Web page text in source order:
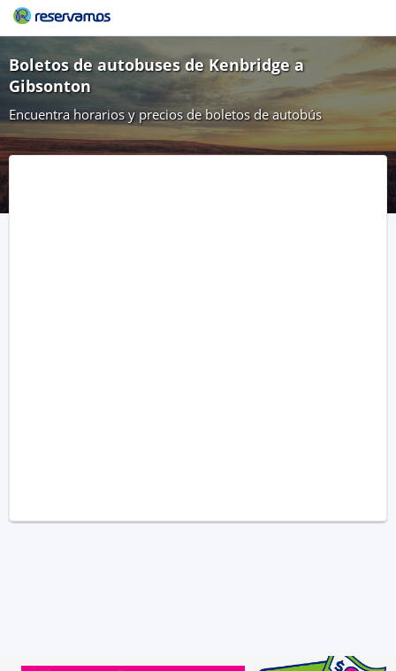
Boletos de autobuses de Kenbridge a
Gibsonton
Encuentra horarios y precios de boletos de autobús